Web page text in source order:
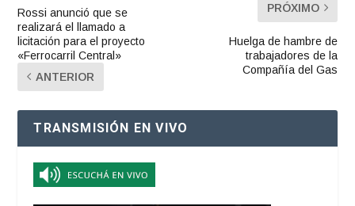
Rossi anunció que se
realizará el llamado a
licitación para el proyecto
«Ferrocarril Central»
ANTERIOR
PRÓXIMO
Huelga de hambre de
trabajadores de la
Compañía del Gas
TRANSMISIÓN EN VIVO